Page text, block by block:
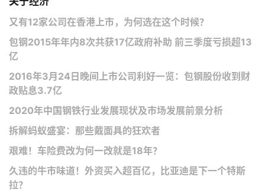
又有12家公司在香港上市，为何选在这个时候？
包钢2015年年内8次共获17亿政府补助 前三季度亏损超13
亿
2016年3月24日晚间上市公司利好一览：包钢股份收到财
政贴息3.7亿
2020年中国钢铁行业发展现状及市场发展前景分析
拆解蚂蚁盛宴：那些戴面具的狂欢者
艰难！车险费改为何一改就是18年？
久违的牛市味道！外资买入超百亿，比亚迪是下一个特斯
拉？